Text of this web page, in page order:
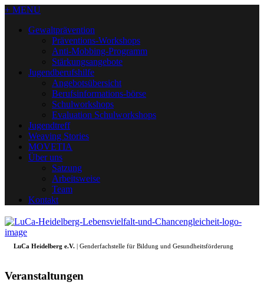
+ MENU
Gewaltprävention
Präventions-Workshops
Anti-Mobbing-Programm
Stärkungsangebote
Jugendberufshilfe
Angebotsübersicht
Berufsinformations-börse
Schulworkshops
Evaluation Schulworkshops
Jugendtreff
Weaving Stories
MOVETIA
Über uns
Satzung
Arbeitsweise
Team
Kontakt
LuCa Heidelberg e.V. | Genderfachstelle für Bildung und Gesundheitsförderung
Veranstaltungen